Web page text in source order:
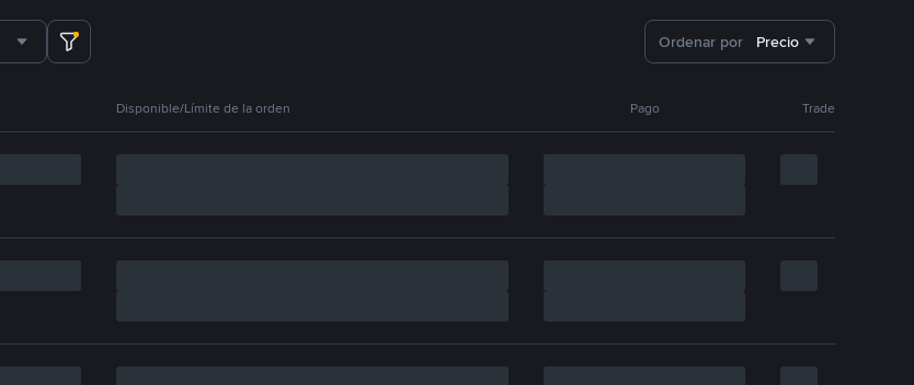
Ordenar por Precio
Disponible/Límite de la orden Pago Trade